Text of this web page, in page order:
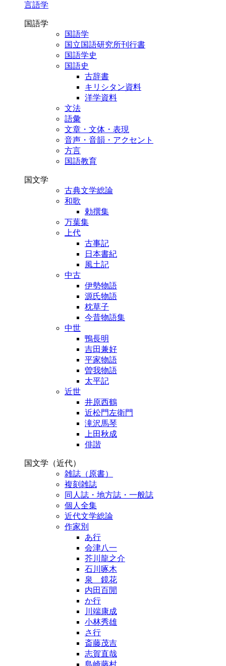
言語学
国語学
国語学
国立国語研究所刊行書
国語学史
国語史
古辞書
キリシタン資料
洋学資料
文法
語彙
文章・文体・表現
音声・音韻・アクセント
方言
国語教育
国文学
古典文学総論
和歌
勅撰集
万葉集
上代
古事記
日本書紀
風土記
中古
伊勢物語
源氏物語
枕草子
今昔物語集
中世
鴨長明
吉田兼好
平家物語
曽我物語
太平記
近世
井原西鶴
近松門左衛門
滝沢馬琴
上田秋成
俳諧
国文学（近代）
雑誌（原書）
複刻雑誌
同人誌・地方誌・一般誌
個人全集
近代文学総論
作家別
あ行
会津八一
芥川龍之介
石川啄木
泉 鏡花
内田百閒
か行
川端康成
小林秀雄
さ行
斎藤茂吉
志賀直哉